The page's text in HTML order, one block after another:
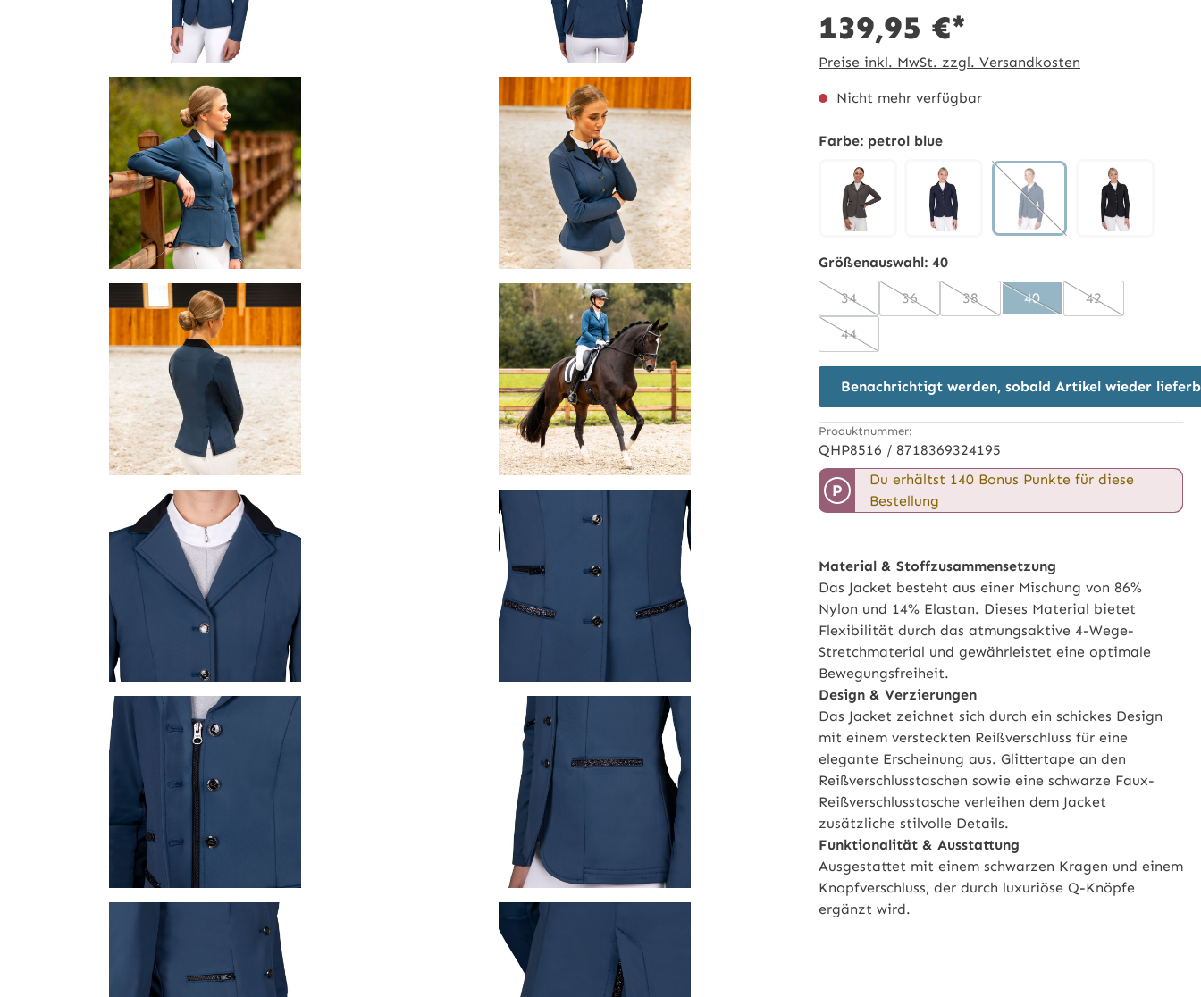
139,95 €*
Preise inkl. MwSt. zzgl. Versandkosten
Nicht mehr verfügbar
Farbe: petrol blue
Größenauswahl: 40
34
(Diese Option ist zurzeit nicht verfügbar.)
36
(Diese Option ist zurzeit nicht verfügbar.)
38
(Diese Option ist zurzeit nicht
40
(Diese Option ist zurzeit
42
(Diese Option ist
44
(Diese Option ist zurzeit nicht verfügbar.)
Benachrichtigt werden, sobald Artikel wieder
Produktnummer:
QHP8516 / 8718369324195
P
Du erhältst 140 Bonus Punkte für diese
Bestellung
Material & Stoffzusammensetzung
Das Jacket besteht aus einer Mischung von 86%
Nylon und 14% Elastan. Dieses Material bietet
Flexibilität durch das atmungsaktive 4-Wege-
Stretchmaterial und gewährleistet eine optimale
Bewegungsfreiheit.
Design & Verzierungen
Das Jacket zeichnet sich durch ein schickes Design
mit einem versteckten Reißverschluss für eine
elegante Erscheinung aus. Glittertape an den
Reißverschlusstaschen sowie eine schwarze Faux-
Reißverschlusstasche verleihen dem Jacket
zusätzliche stilvolle Details.
Funktionalität & Ausstattung
Ausgestattet mit einem schwarzen Kragen und einem
Knopfverschluss, der durch luxuriöse Q-Knöpfe
ergänzt wird.